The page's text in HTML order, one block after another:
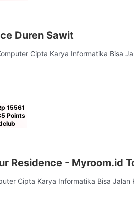
Duren Sawit
Cipta Karya Informatika Bisa
15561
Points
Residence - Myroom.id
Cipta Karya Informatika Bisa Jalan